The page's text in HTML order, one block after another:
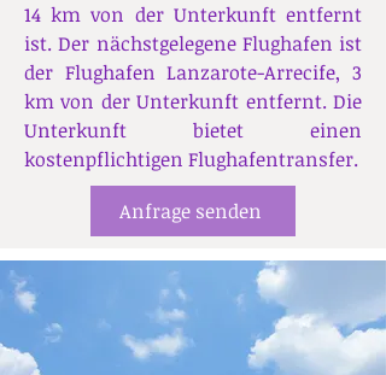
14 km von der Unterkunft entfernt
ist. Der nächstgelegene Flughafen ist
der Flughafen Lanzarote-Arrecife, 3
km von der Unterkunft entfernt. Die
Unterkunft bietet einen
kostenpflichtigen Flughafentransfer.
Anfrage senden